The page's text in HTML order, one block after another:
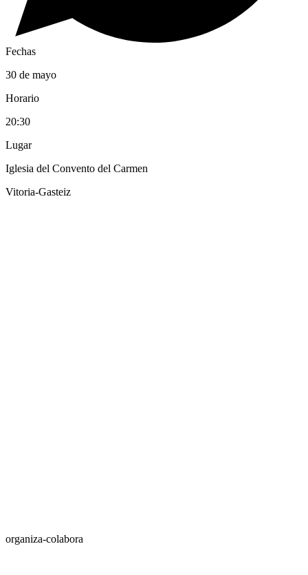
Fechas
30 de mayo
Horario
20:30
Lugar
Iglesia del Convento del Carmen
Vitoria-Gasteiz
organiza-colabora